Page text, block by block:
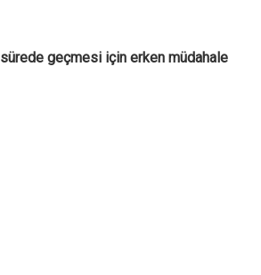
geçmesi için erken müdahale